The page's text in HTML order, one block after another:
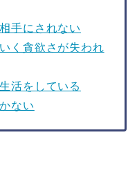
手にされない
く貪欲さが失われ
活をしている
ない